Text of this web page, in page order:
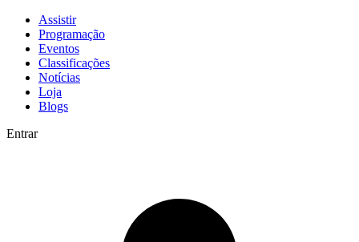
Assistir
Programação
Eventos
Classificações
Notícias
Loja
Blogs
Entrar